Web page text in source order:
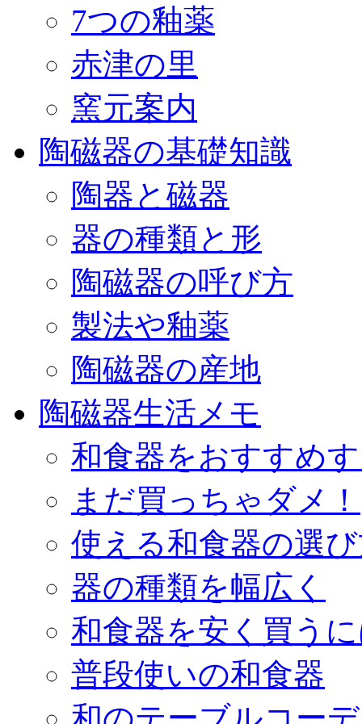
7つの釉薬
赤津の里
窯元案内
陶磁器の基礎知識
陶器と磁器
器の種類と形
陶磁器の呼び方
製法や釉薬
陶磁器の産地
陶磁器生活メモ
和食器をおすすめ
まだ買っちゃダメ！
使える和食器の選
器の種類を幅広く
和食器を安く買う
普段使いの和食器